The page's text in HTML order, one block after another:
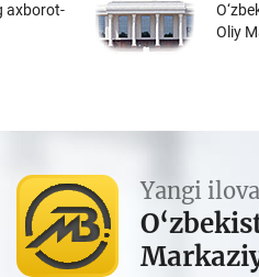
axborot-
Oliy
Yangi ilova